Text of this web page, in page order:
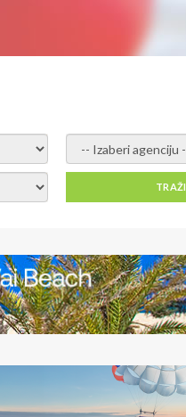
- izaberi agenciju -
TRAŽI